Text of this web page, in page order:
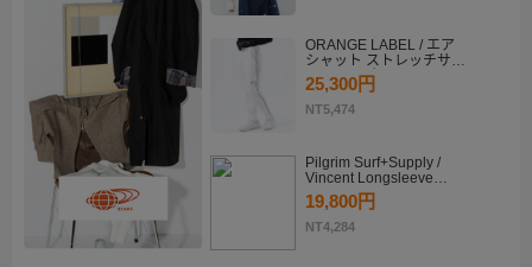
ORANGE LABEL / エア
シャット ストレッチサイ
ドラインパンツ
25,300円
NT5,474
Pilgrim Surf+Supply /
Vincent Longsleeve
Shirt
19,800円
NT4,284